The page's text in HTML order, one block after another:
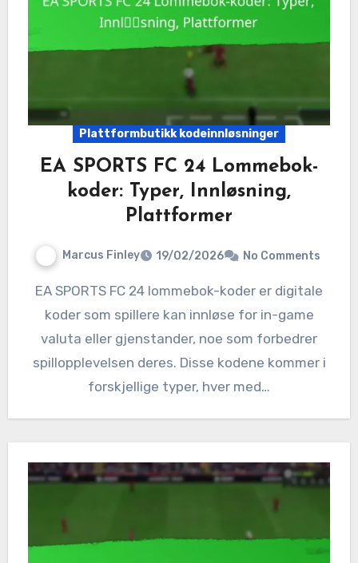
Plattformbutikk kodeinnløsninger
EA SPORTS FC 24 Lommebok-
koder: Typer, Innløsning,
Plattformer
Marcus Finley 19/02/2026 No Comments
EA SPORTS FC 24 lommebok-koder er digitale
koder som spillere kan innløse for in-game
valuta eller gjenstander, noe som forbedrer
spillopplevelsen deres. Disse kodene kommer i
forskjellige typer, hver med…